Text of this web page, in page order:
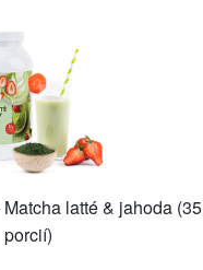
latté & jahoda (35
porcií)